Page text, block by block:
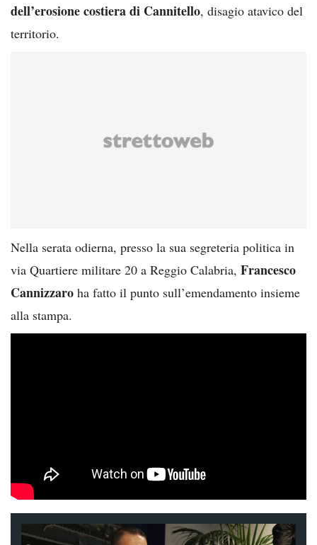
dell’erosione costiera di Cannitello, disagio atavico del
territorio.
Nella serata odierna, presso la sua segreteria politica in
via Quartiere militare 20 a Reggio Calabria, Francesco
Cannizzaro ha fatto il punto sull’emendamento insieme
alla stampa.